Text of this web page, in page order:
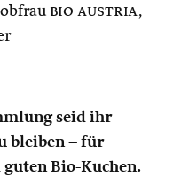
bio austria,
seid ihr
bleiben – für
guten Bio-Kuchen.